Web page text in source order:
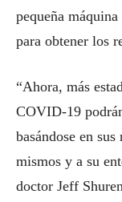
pequeña
para obtener los
“Ahora, más
COVID-19
basándose en
mismos y a su
doctor Jeff